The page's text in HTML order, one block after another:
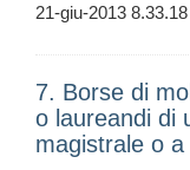
21-giu-2013 8.33.18
7. Borse di
o laureandi di
magistrale o